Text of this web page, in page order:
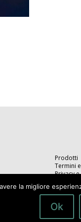
Prodotti
Termini
Privacy
la migliore
Ok